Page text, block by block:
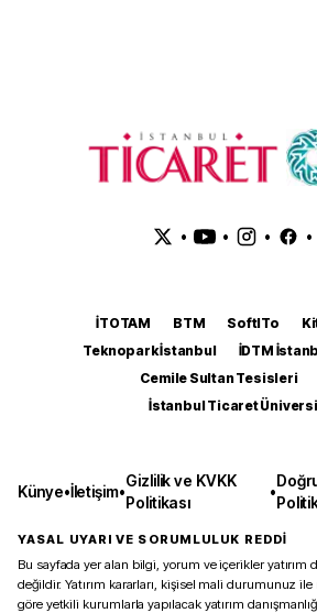
• • • •
İTOTAM BTM SoftITo
Teknopark İstanbul
İDTM
Cemile Sultan Tesisleri
İstanbul Ticaret
Künye•İletişim•
Gizlilik ve KVKK
Politikası
•
YASAL UYARI VE SORUMLULUK REDDİ
Bu sayfada yer alan bilgi, yorum ve içerikler yatırım
değildir. Yatırım kararları, kişisel mali durumunuz
göre yetkili kurumlarla yapılacak yatırım